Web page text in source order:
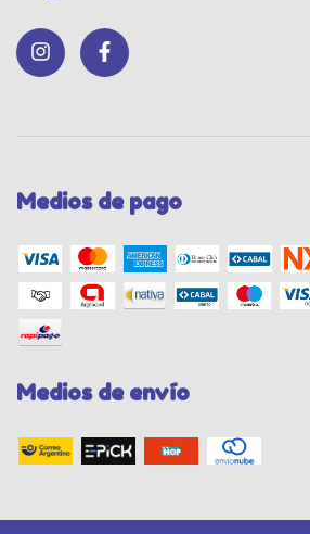
Medios de pago
Medios de envío